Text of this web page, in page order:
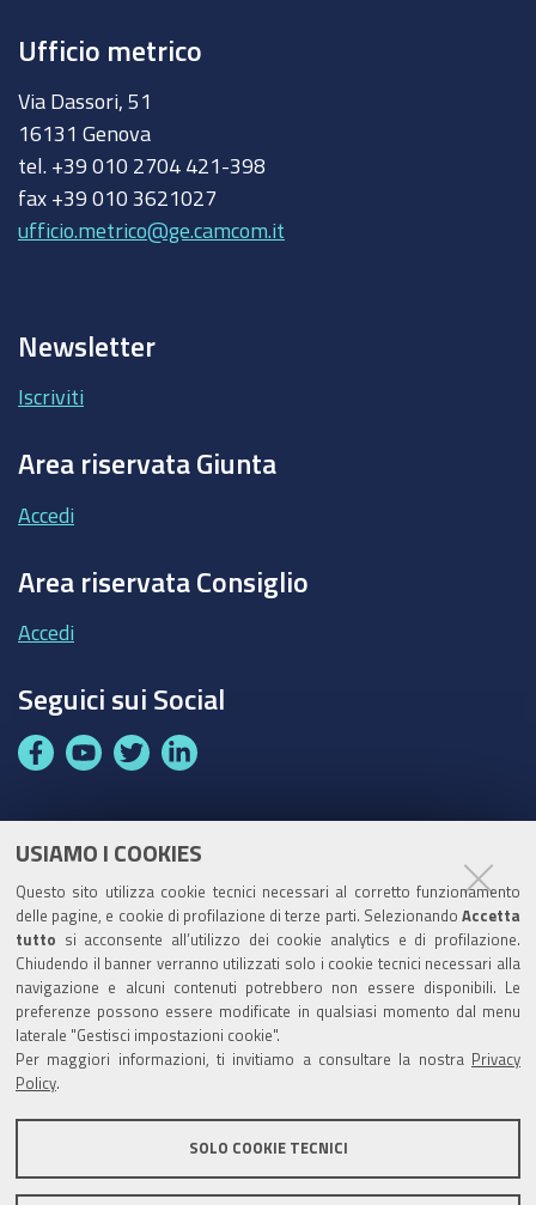
USIAMO I COOKIES
Questo sito utilizza cookie tecnici necessari al corretto funzionamento
delle pagine, e cookie di profilazione di terze parti. Selezionando Accetta
tutto si acconsente all’utilizzo dei cookie analytics e di profilazione.
Chiudendo il banner verranno utilizzati solo i cookie tecnici necessari alla
navigazione e alcuni contenuti potrebbero non essere disponibili. Le
preferenze possono essere modificate in qualsiasi momento dal menu
laterale "Gestisci impostazioni cookie".
Per maggiori informazioni, ti invitiamo a consultare la nostra
Privacy
Policy
SOLO COOKIE TECNICI
Ufficio metrico
Via Dassori, 51
16131 Genova
tel. +39 010 2704 421-398
fax +39 010 3621027
ufficio.metrico@ge.camcom.it
Newsletter
Iscriviti
Area riservata Giunta
Accedi
Area riservata Consiglio
Accedi
Seguici sui Social
F
e
o
o
k
Y
t
b
e
T
t
e
r
L
k
d
I
n
Codice Univoco Ufficio:UF1SDE
I soggetti privati potranno effettuare i pagamenti
tramite PagoPA con Modalità diretta o con Avviso di
pagamento al seguente linkPaga con PagoPA
Codice IBAN per le pubbliche amministrazioni
Banca D’Italia: IT96Z0100004306TU0000007079